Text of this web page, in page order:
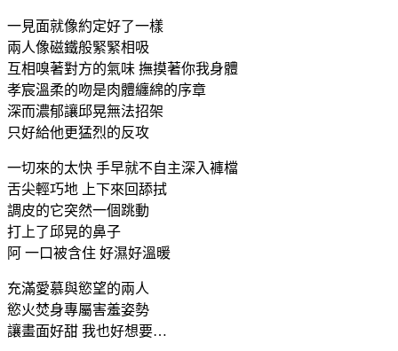
一見面就像約定好了一樣
兩人像磁鐵般緊緊相吸
互相嗅著對方的氣味 撫摸著你我身體
孝宸溫柔的吻是肉體纏綿的序章
深而濃郁讓邱晃無法招架
只好給他更猛烈的反攻
一切來的太快 手早就不自主深入褲檔
舌尖輕巧地 上下來回舔拭
調皮的它突然一個跳動
打上了邱晃的鼻子
阿 一口被含住 好濕好溫暖
充滿愛慕與慾望的兩人
慾火焚身專屬害羞姿勢
讓畫面好甜 我也好想要…